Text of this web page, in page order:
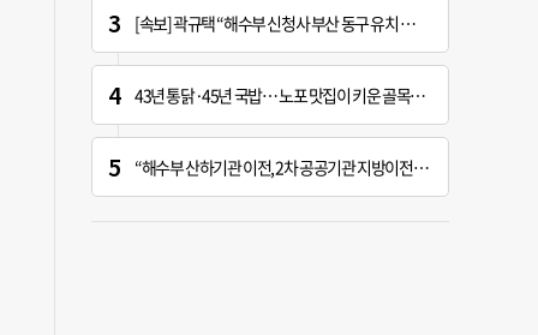
[속보] 곽규택 “해수부 신청사 부산 동구 유치 환영…해양 중심지 완성할 것”
43년 통닭·45년 국밥… 노포 맛집이 키운 골목시장 [골목시장, 다시 장날]
“해수부 산하기관 이전, 2차 공공기관 지방이전과 연계 추진 안 돼”